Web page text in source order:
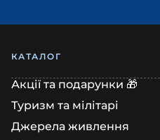
КАТАЛОГ
Акції та подарунки 🎁
Туризм та мілітарі
Джерела живлення